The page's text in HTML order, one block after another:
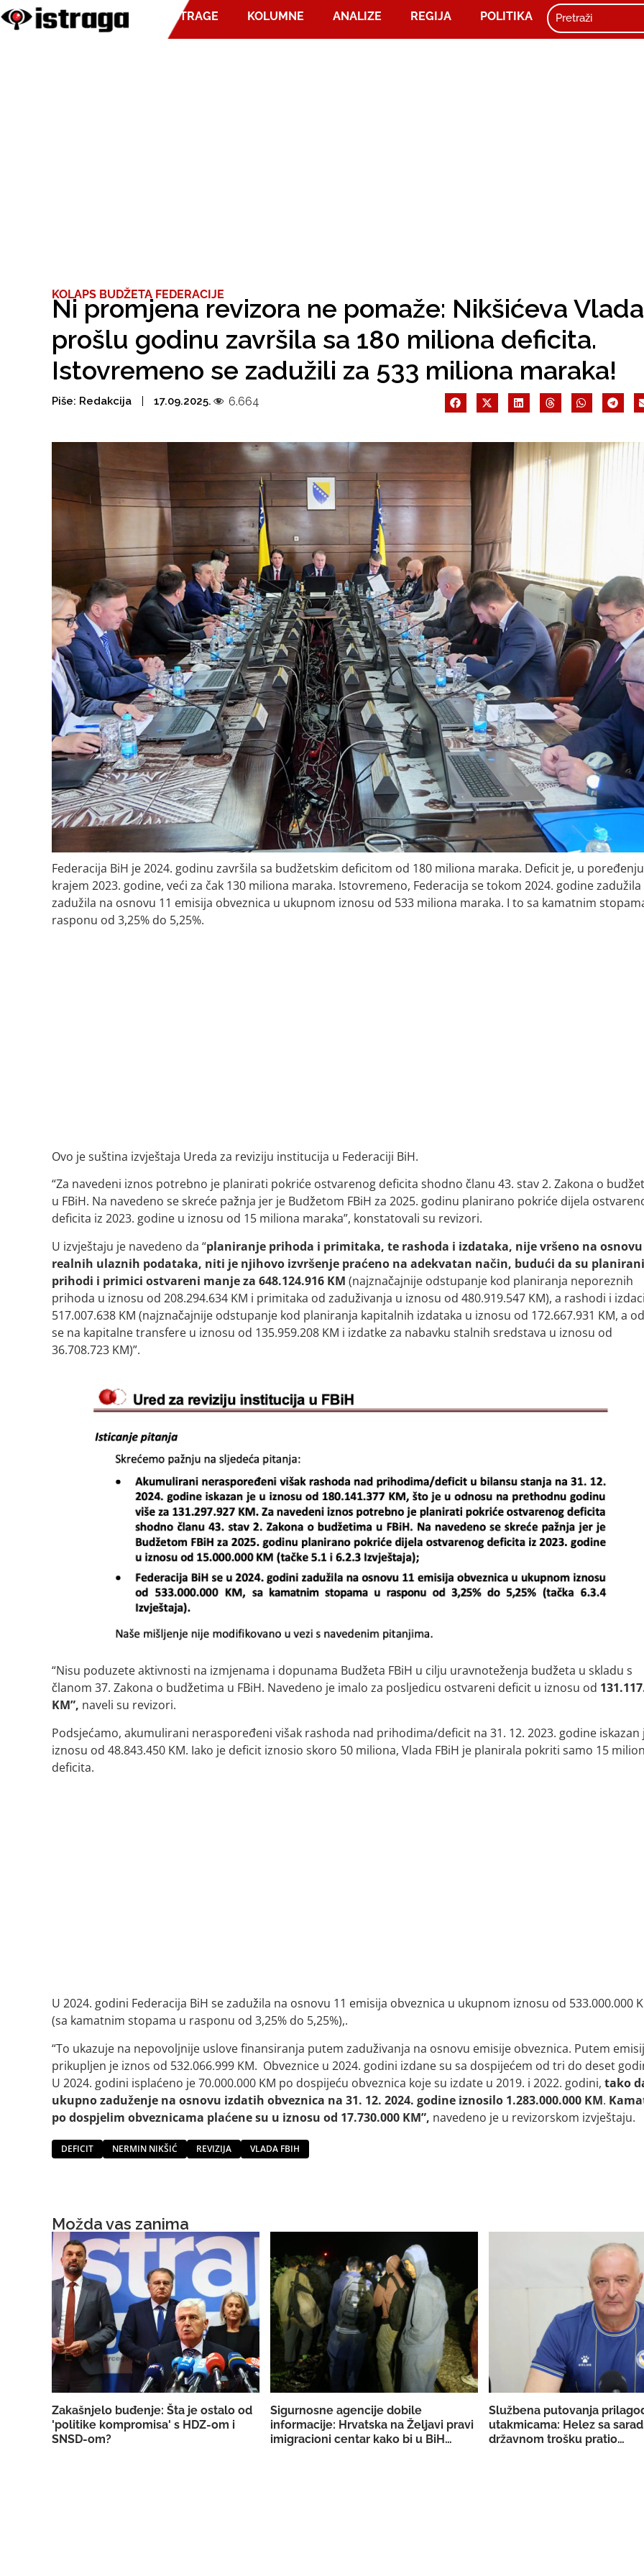
ISTRAGE KOLUMNE ANALIZE REGIJA POLITIKA
KOLAPS BUDŽETA FEDERACIJE
Ni promjena revizora ne pomaže: Nikšićeva Vlada
prošlu godinu završila sa 180 miliona deficita.
Istovremeno se zadužili za 533 miliona maraka!
Piše: Redakcija 17.09.2025. 6.664
Federacija BiH je 2024. godinu završila sa budžetskim deficitom od 180 miliona maraka. Deficit je, u
krajem 2023. godine, veći za čak 130 miliona maraka. Istovremeno, Federacija se tokom 2024. godine zadužila
zadužila na osnovu 11 emisija obveznica u ukupnom iznosu od 533 miliona maraka. I to sa kamatnim
rasponu od 3,25% do 5,25%.
Ovo je suština izvještaja Ureda za reviziju institucija u Federaciji BiH.
“Za navedeni iznos potrebno je planirati pokriće ostvarenog deficita shodno članu 43. stav 2. Zakona o
u FBiH. Na navedeno se skreće pažnja jer je Budžetom FBiH za 2025. godinu planirano pokriće dijela
deficita iz 2023. godine u iznosu od 15 miliona maraka”, konstatovali su revizori.
U izvještaju je navedeno da “planiranje prihoda i primitaka, te rashoda i izdataka, nije vršeno na osnovu
realnih ulaznih podataka, niti je njihovo izvršenje praćeno na adekvatan način, budući da su planirani
prihodi i primici ostvareni manje za 648.124.916 KM (najznačajnije odstupanje kod planiranja neporeznih
prihoda u iznosu od 208.294.634 KM i primitaka od zaduživanja u iznosu od 480.919.547 KM), a rashodi i
517.007.638 KM (najznačajnije odstupanje kod planiranja kapitalnih izdataka u iznosu od 172.667.931 KM, a
se na kapitalne transfere u iznosu od 135.959.208 KM i izdatke za nabavku stalnih sredstava u iznosu od
36.708.723 KM)”.
“Nisu poduzete aktivnosti na izmjenama i dopunama Budžeta FBiH u cilju uravnoteženja budžeta u skladu s
članom 37. Zakona o budžetima u FBiH. Navedeno je imalo za posljedicu ostvareni deficit u iznosu od
KM”, naveli su revizori.
Podsjećamo, akumulirani neraspoređeni višak rashoda nad prihodima/deficit na 31. 12. 2023. godine iskazan
iznosu od 48.843.450 KM. Iako je deficit iznosio skoro 50 miliona, Vlada FBiH je planirala pokriti samo 15
deficita.
U 2024. godini Federacija BiH se zadužila na osnovu 11 emisija obveznica u ukupnom iznosu od 533.000.000
(sa kamatnim stopama u rasponu od 3,25% do 5,25%),.
“To ukazuje na nepovoljnije uslove finansiranja putem zaduživanja na osnovu emisije obveznica. Putem
prikupljen je iznos od 532.066.999 KM. Obveznice u 2024. godini izdane su sa dospijećem od tri do deset
U 2024. godini isplaćeno je 70.000.000 KM po dospijeću obveznica koje su izdate u 2019. i 2022. godini, tako
ukupno zaduženje na osnovu izdatih obveznica na 31. 12. 2024. godine iznosilo 1.283.000.000 KM.
po dospjelim obveznicama plaćene su u iznosu od 17.730.000 KM”, navedeno je u revizorskom izvještaju.
DEFICIT NERMIN NIKŠIĆ REVIZIJA VLADA FBIH
Možda vas zanima
Zakašnjelo buđenje: Šta je ostalo od
'politike kompromisa' s HDZ-om i
SNSD-om?
Sigurnosne agencije dobile
informacije: Hrvatska na Željavi pravi
imigracioni centar kako bi u BiH
Službena putovanja
utakmicama: Helez sa
državnom trošku pratio